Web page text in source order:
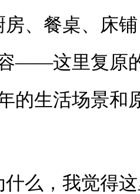
房、餐桌、床
——这里复原
的生活场景和
什么，我觉得